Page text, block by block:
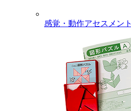
感覚・動作アセスメント